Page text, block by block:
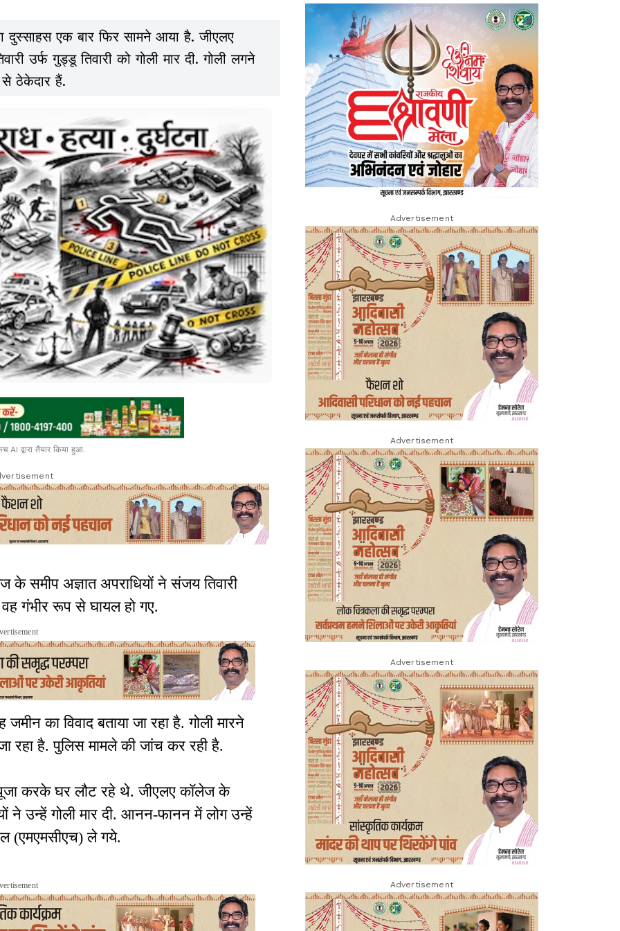
एक बार फिर सामने आया है. जीएलए
उर्फ गुड्डू तिवारी को गोली मार दी. गोली लगने
ठेकेदार हैं.
AI द्वारा तैयार किया हुआ.
समीप अज्ञात अपराधियों ने संजय तिवारी
वह गंभीर रूप से घायल हो गए.
का विवाद बताया जा रहा है. गोली मारने
रहा है. पुलिस मामले की जांच कर रही है.
करके घर लौट रहे थे. जीएलए कॉलेज के
उन्हें गोली मार दी. आनन-फानन में लोग उन्हें
(एमएमसीएच) ले गये.
Advertisement
Advertisement
Advertisement
Advertisement